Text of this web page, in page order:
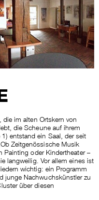
im alten Ortskern von
die Scheune auf ihrem
entstand ein Saal, der seit
Zeitgenössische Musik
Painting oder Kindertheater –
langweilig. Vor allem eines ist
wichtig: ein Programm
junge Nachwuchskünstler zu
über diesen